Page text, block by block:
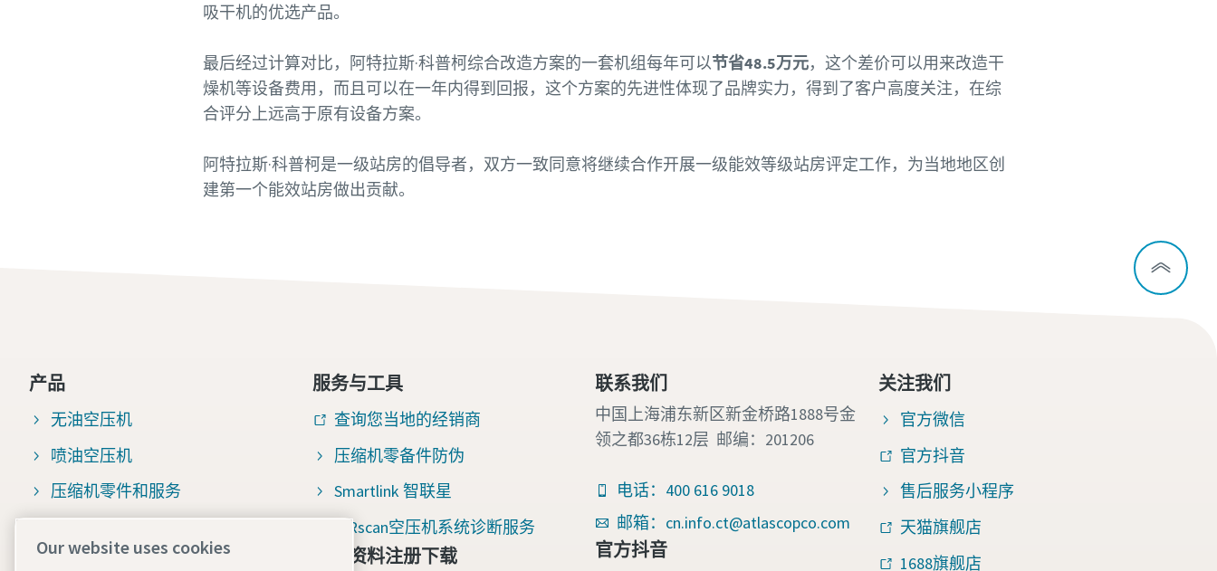
吸干机的优选产品。
最后经过计算对比，阿特拉斯·科普柯综合改造方案的一套机组每年可以节省48.5万元，这个差价可以用来改造干
燥机等设备费用，而且可以在一年内得到回报，这个方案的先进性体现了品牌实力，得到了客户高度关注，在综
合评分上远高于原有设备方案。
阿特拉斯·科普柯是一级站房的倡导者，双方一致同意将继续合作开展一级能效等级站房评定工作，为当地地区创
建第一个能效站房做出贡献。
产品
无油空压机
喷油空压机
压缩机零件和服务
服务与工具
查询您当地的经销商
压缩机零备件防伪
Smartlink 智联星
AIRscan空压机系统诊断服务
免费资料注册下载
联系我们
中国上海浦东新区新金桥路1888号金
领之都36栋12层 邮编：201206
电话：400 616 9018
邮箱：cn.info.ct@atlascopco.com
官方抖音
关注我们
官方微信
官方抖音
售后服务小程序
天猫旗舰店
1688旗舰店
Our website uses cookies